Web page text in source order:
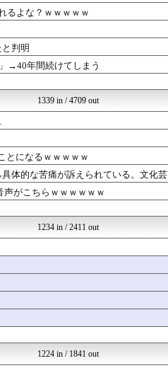
婚外ちゃんねる
なんJクエスト
軍事・ミリタリー速報☆彡
国難にあってもの申す！！
VIPPER速報
気団まとめ-噫無情-｜嫁・...
なんJクエスト
坂道情報通～乃木坂46まと...
【サッカー まとめ】サカラ...
コノユビニュース｜みんなの...
芸能人の気になる噂
芸能人の気になる噂
芸能人の気になる噂
芸能人ニュース速報
気団まとめ-噫無情-｜嫁・...
なんJクエスト
VIPPER速報
げぇ速
なんJクエスト
【サッカー まとめ】サカラ...
るよな？ｗｗｗｗｗ
判明
→40年間続けてしまう
1339 in / 4709 out
とになるｗｗｗｗｗ
体的な苦痛が訴えられている。文化芸
声がこちらｗｗｗｗｗｗ
1234 in / 2411 out
1224 in / 1841 out